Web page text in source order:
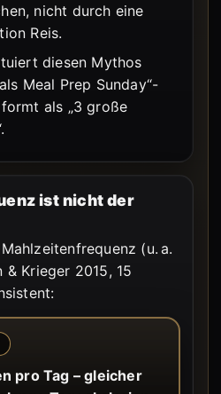
nicht durch eine
Reis.
diesen Mythos
Meal Prep Sunday“-
als „3 große
ist nicht der
(u. a.
Krieger 2015, 15
pro Tag – gleicher